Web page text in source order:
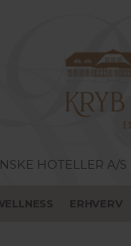
HOTELLER A/S
ERHVERV